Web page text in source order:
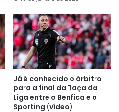
Já é conhecido o árbitro
para a final da Taça da
Liga entre o Benfica e o
Sporting (vídeo)